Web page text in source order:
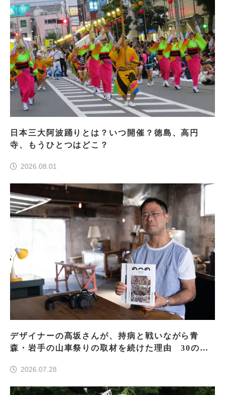
日本三大阿波踊りとは？いつ開催？徳島、高円
寺、もうひとつはどこ？
2026.08.01
デザイナーの髙坂さんが、持病と戦いながら青
森・岩手の山車祭りの取材を続けた理由 30の山
2026.07.28